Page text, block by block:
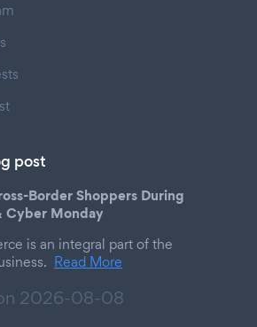
post
Border Shoppers During
Cyber Monday
is an integral part of the
Read More
2026-08-08